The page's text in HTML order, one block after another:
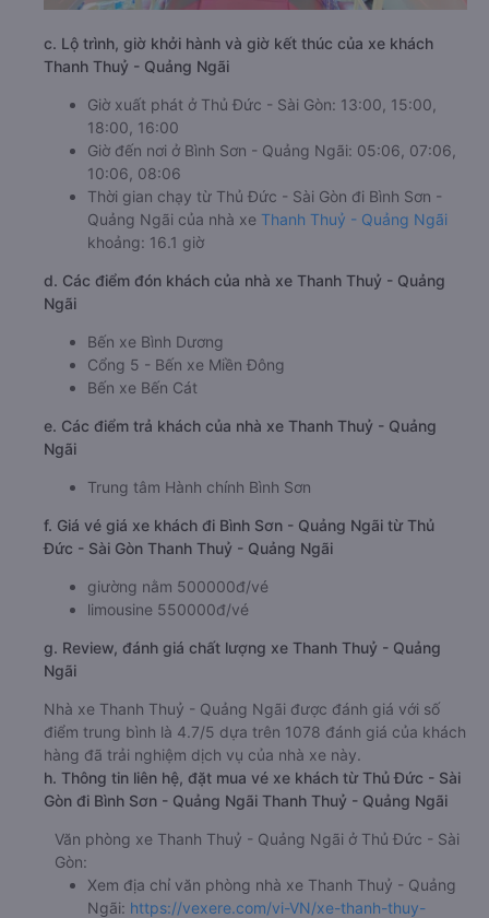
c. Lộ trình, giờ khởi hành và giờ kết thúc của xe khách
Thanh Thuỷ - Quảng Ngãi
Giờ xuất phát ở Thủ Đức - Sài Gòn: 13:00, 15:00,
18:00, 16:00
Giờ đến nơi ở Bình Sơn - Quảng Ngãi: 05:06, 07:06,
10:06, 08:06
Thời gian chạy từ Thủ Đức - Sài Gòn đi Bình Sơn -
Quảng Ngãi của nhà xe Thanh Thuỷ - Quảng Ngãi
khoảng: 16.1 giờ
d. Các điểm đón khách của nhà xe Thanh Thuỷ - Quảng
Ngãi
Bến xe Bình Dương
Cổng 5 - Bến xe Miền Đông
Bến xe Bến Cát
e. Các điểm trả khách của nhà xe Thanh Thuỷ - Quảng
Ngãi
Trung tâm Hành chính Bình Sơn
f. Giá vé giá xe khách đi Bình Sơn - Quảng Ngãi từ Thủ
Đức - Sài Gòn Thanh Thuỷ - Quảng Ngãi
giường nằm 500000đ/vé
limousine 550000đ/vé
g. Review, đánh giá chất lượng xe Thanh Thuỷ - Quảng
Ngãi
Nhà xe Thanh Thuỷ - Quảng Ngãi được đánh giá với số
điểm trung bình là 4.7/5 dựa trên 1078 đánh giá của khách
hàng đã trải nghiệm dịch vụ của nhà xe này.
h. Thông tin liên hệ, đặt mua vé xe khách từ Thủ Đức - Sài
Gòn đi Bình Sơn - Quảng Ngãi Thanh Thuỷ - Quảng Ngãi
Văn phòng xe Thanh Thuỷ - Quảng Ngãi ở Thủ Đức - Sài
Gòn:
Xem địa chỉ văn phòng nhà xe Thanh Thuỷ - Quảng
Ngãi: https://vexere.com/vi-VN/xe-thanh-thuy-